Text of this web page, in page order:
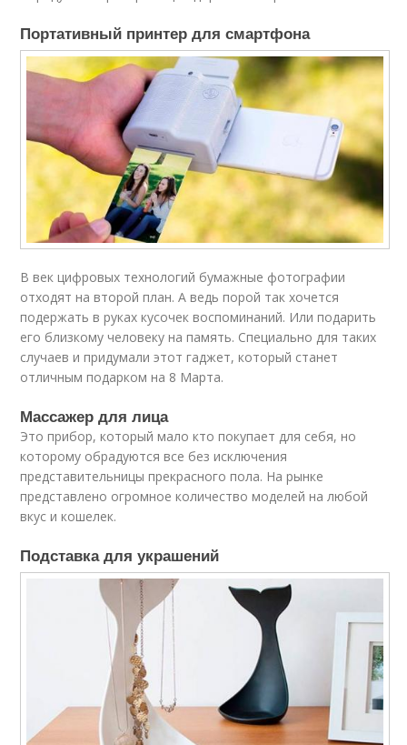
Портативный принтер для смартфона
В век цифровых технологий бумажные фотографии
отходят на второй план. А ведь порой так хочется
подержать в руках кусочек воспоминаний. Или подарить
его близкому человеку на память. Специально для таких
случаев и придумали этот гаджет, который станет
отличным подарком на 8 Марта.
Массажер для лица
Это прибор, который мало кто покупает для себя, но
которому обрадуются все без исключения
представительницы прекрасного пола. На рынке
представлено огромное количество моделей на любой
вкус и кошелек.
Подставка для украшений